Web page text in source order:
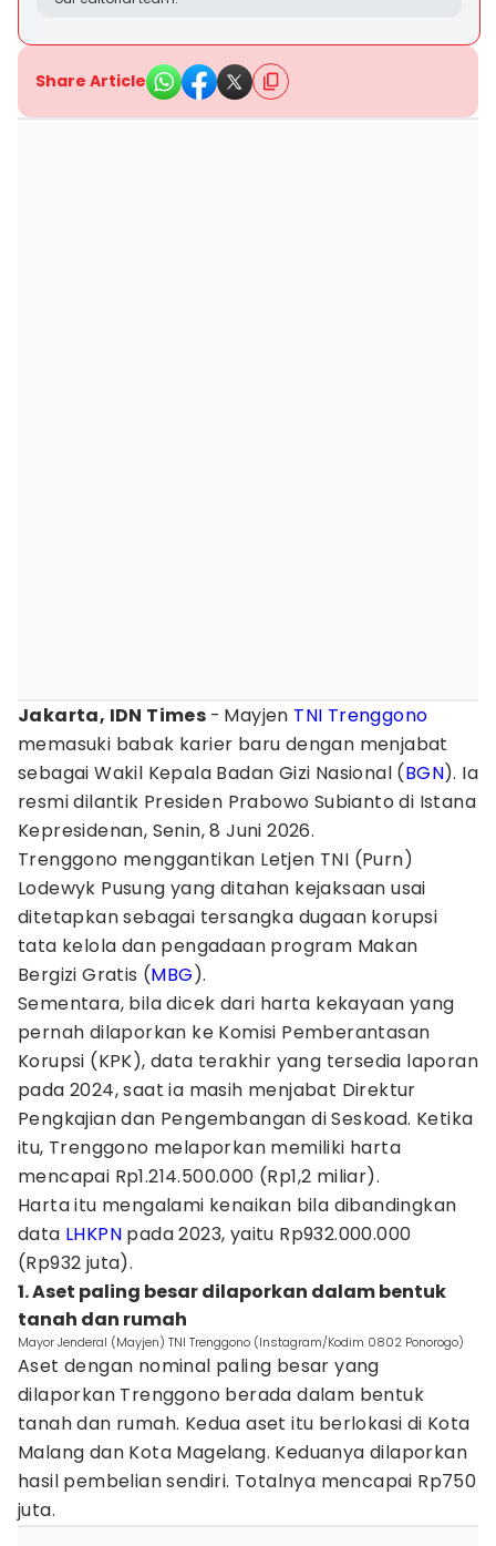
Share Article
Jakarta, IDN Times - Mayjen TNI Trenggono
memasuki babak karier baru dengan menjabat
sebagai Wakil Kepala Badan Gizi Nasional (BGN). Ia
resmi dilantik Presiden Prabowo Subianto di Istana
Kepresidenan, Senin, 8 Juni 2026.
Trenggono menggantikan Letjen TNI (Purn)
Lodewyk Pusung yang ditahan kejaksaan usai
ditetapkan sebagai tersangka dugaan korupsi
tata kelola dan pengadaan program Makan
Bergizi Gratis (MBG).
Sementara, bila dicek dari harta kekayaan yang
pernah dilaporkan ke Komisi Pemberantasan
Korupsi (KPK), data terakhir yang tersedia laporan
pada 2024, saat ia masih menjabat Direktur
Pengkajian dan Pengembangan di Seskoad. Ketika
itu, Trenggono melaporkan memiliki harta
mencapai Rp1.214.500.000 (Rp1,2 miliar).
Harta itu mengalami kenaikan bila dibandingkan
data LHKPN pada 2023, yaitu Rp932.000.000
(Rp932 juta).
1. Aset paling besar dilaporkan dalam bentuk
tanah dan rumah
Mayor Jenderal (Mayjen) TNI Trenggono (Instagram/Kodim 0802 Ponorogo)
Aset dengan nominal paling besar yang
dilaporkan Trenggono berada dalam bentuk
tanah dan rumah. Kedua aset itu berlokasi di Kota
Malang dan Kota Magelang. Keduanya dilaporkan
hasil pembelian sendiri. Totalnya mencapai Rp750
juta.